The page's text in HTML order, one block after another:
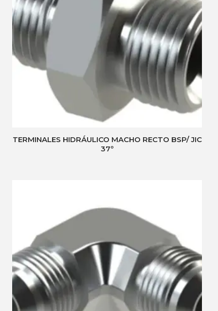
TERMINALES HIDRÁULICO MACHO RECTO BSP/ JIC
37º